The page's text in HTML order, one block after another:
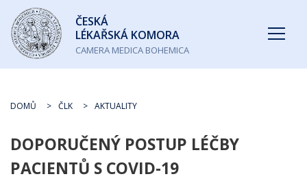
Česká
lékařská
komora
ČESKÁ
LÉKAŘSKÁ KOMORA
CAMERA MEDICA BOHEMICA
DOMŮ ČLK AKTUALITY
DOPORUČENÝ POSTUP LÉČBY
PACIENTŮ S COVID-19